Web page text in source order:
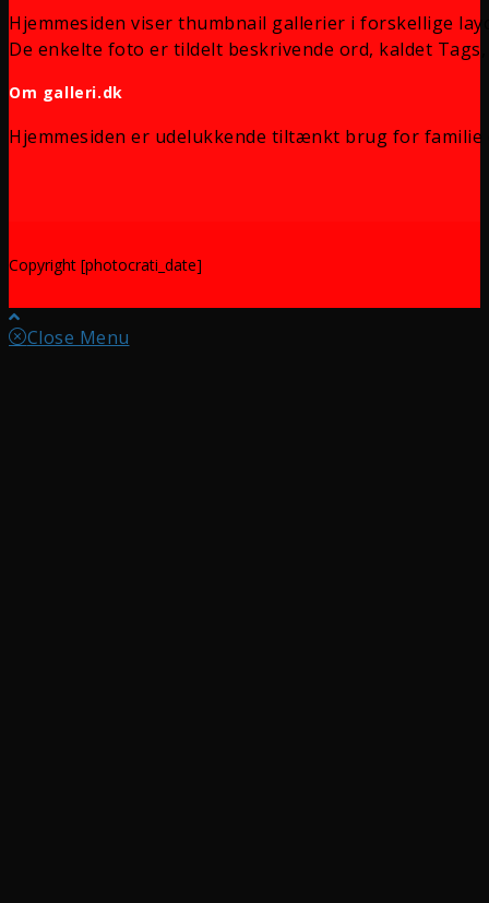
Hjemmesiden viser thumbnail gallerier i forskellige
De enkelte foto er tildelt beskrivende ord, kaldet
Om galleri.dk
Hjemmesiden er udelukkende tiltænkt brug for
Copyright [photocrati_date]
Close Menu